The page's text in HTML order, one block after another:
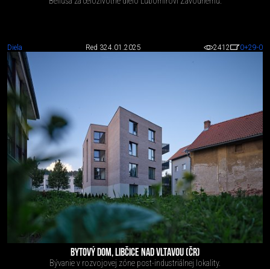
Diela Red 324.01.2025 2412 0+29-0
BYTOVÝ DOM, LIBČICE NAD VLTAVOU (ČR)
Bývanie v rozvojovej zóne post-industriálnej lokality.